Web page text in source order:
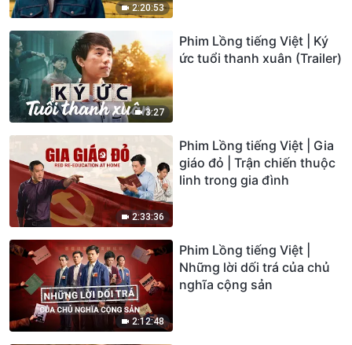
2:20:53
3:27
Phim Lồng tiếng Việt | Ký
ức tuổi thanh xuân (Trailer)
2:33:36
Phim Lồng tiếng Việt | Gia
giáo đỏ | Trận chiến thuộc
linh trong gia đình
2:12:48
Phim Lồng tiếng Việt |
Những lời dối trá của chủ
nghĩa cộng sản